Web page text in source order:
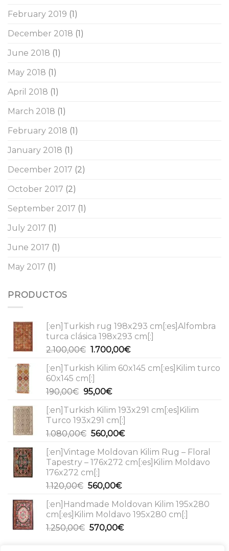
February 2019 (1)
December 2018 (1)
June 2018 (1)
May 2018 (1)
April 2018 (1)
March 2018 (1)
February 2018 (1)
January 2018 (1)
December 2017 (2)
October 2017 (2)
September 2017 (1)
July 2017 (1)
June 2017 (1)
May 2017 (1)
PRODUCTOS
[:en]Turkish rug 198x293 cm[:es]Alfombra
turca clásica 198x293 cm[:]
2.100,00€ Original
was:
2.100,00€.
1.700,00€Current
is:
[:en]Turkish Kilim 60x145 cm[:es]Kilim turco
60x145 cm[:]
190,00€ Original
was:
190,00€.
95,00€Current
is:
95,00€.
[:en]Turkish Kilim 193x291 cm[:es]Kilim
Turco 193x291 cm[:]
1.080,00€ Original
was:
1.080,00€.
560,00€Current
is:
560,00€.
[:en]Vintage Moldovan Kilim Rug – Floral
Tapestry – 176x272 cm[:es]Kilim Moldavo
176x272 cm[:]
1.120,00€ Original
was:
1.120,00€.
560,00€Current
is:
560,00€.
[:en]Handmade Moldovan Kilim 195x280
cm[:es]Kilim Moldavo 195x280 cm[:]
1.250,00€ Original
570,00€Current